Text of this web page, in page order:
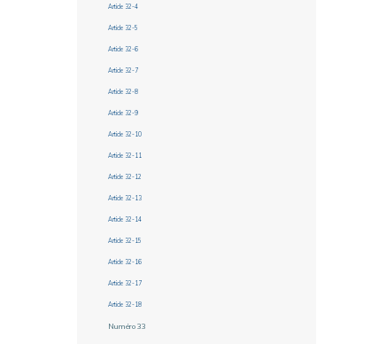
Article 32-4
Article 32-5
Article 32-6
Article 32-7
Article 32-8
Article 32-9
Article 32-10
Article 32-11
Article 32-12
Article 32-13
Article 32-14
Article 32-15
Article 32-16
Article 32-17
Article 32-18
Numéro 33